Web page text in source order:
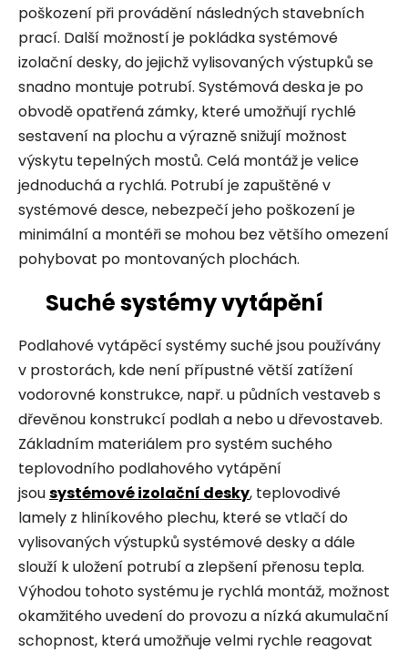
poškození při provádění následných stavebních
prací. Další možností je pokládka systémové
izolační desky, do jejichž vylisovaných výstupků se
snadno montuje potrubí. Systémová deska je po
obvodě opatřená zámky, které umožňují rychlé
sestavení na plochu a výrazně snižují možnost
výskytu tepelných mostů. Celá montáž je velice
jednoduchá a rychlá. Potrubí je zapuštěné v
systémové desce, nebezpečí jeho poškození je
minimální a montéři se mohou bez většího omezení
pohybovat po montovaných plochách.
Suché systémy vytápění
Podlahové vytápěcí systémy suché jsou používány
v prostorách, kde není přípustné větší zatížení
vodorovné konstrukce, např. u půdních vestaveb s
dřevěnou konstrukcí podlah a nebo u dřevostaveb.
Základním materiálem pro systém suchého
teplovodního podlahového vytápění
jsousystémové izolační desky, teplovodivé
lamely z hliníkového plechu, které se vtlačí do
vylisovaných výstupků systémové desky a dále
slouží k uložení potrubí a zlepšení přenosu tepla.
Výhodou tohoto systému je rychlá montáž, možnost
okamžitého uvedení do provozu a nízká akumulační
schopnost, která umožňuje velmi rychle reagovat